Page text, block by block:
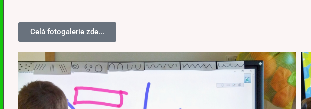
Celá fotogalerie zde...